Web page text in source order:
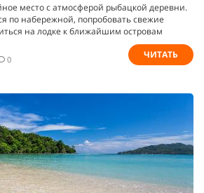
место с атмосферой рыбацкой деревни.
по набережной, попробовать свежие
на лодке к ближайшим островам
0 ЧИТАТЬ